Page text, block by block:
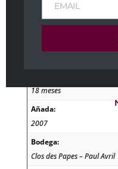
Dimensiones
11 × 11 × 40 cm
18 meses
Añada:
2007
Bodega:
Clos des Papes – Paul Avril
EMAIL